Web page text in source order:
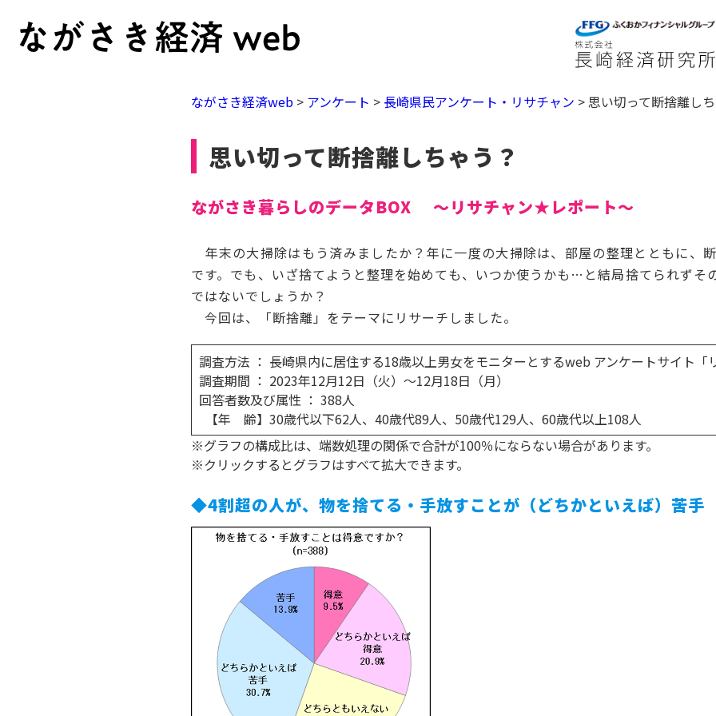
ながさき経済web > アンケート > 長崎県民アンケート・リサチャン >思い切って断捨離し
思い切って断捨離しちゃう？
ながさき暮らしのデータBOX ～リサチャン★レポート～
年末の大掃除はもう済みましたか？年に一度の大掃除は、部屋の整理とともに、
です。でも、いざ捨てようと整理を始めても、いつか使うかも…と結局捨てられずそ
ではないでしょうか？
今回は、「断捨離」をテーマにリサーチしました。
調査方法 ： 長崎県内に居住する18歳以上男女をモニターとするweb アンケートサイト「
調査期間 ： 2023年12月12日（火）〜12月18日（月）
回答者数及び属性 ： 388人
【年 齢】30歳代以下62人、40歳代89人、50歳代129人、60歳代以上108人
※グラフの構成比は、端数処理の関係で合計が100％にならない場合があります。
※クリックするとグラフはすべて拡大できます。
◆4割超の人が、物を捨てる・手放すことが（どちかといえば）苦手